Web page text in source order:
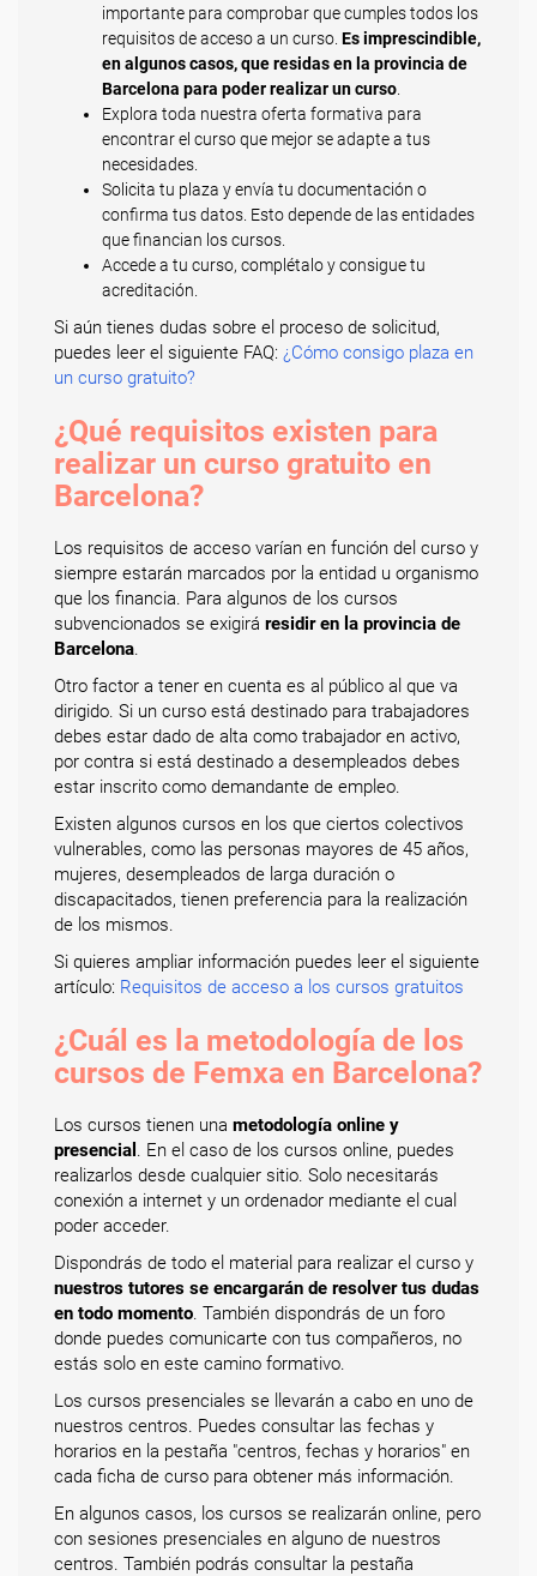
importante para comprobar que cumples todos los
requisitos de acceso a un curso. Es imprescindible,
en algunos casos, que residas en la provincia de
Barcelona para poder realizar un curso
Explora toda nuestra oferta formativa para
encontrar el curso que mejor se adapte a tus
necesidades.
Solicita tu plaza y envía tu documentación o
confirma tus datos. Esto depende de las entidades
que financian los cursos.
Accede a tu curso, complétalo y consigue tu
acreditación.
Si aún tienes dudas sobre el proceso de solicitud,
puedes leer el siguiente FAQ: ¿Cómo consigo plaza en
un curso gratuito?
¿Qué requisitos existen para
realizar un curso gratuito en
Barcelona?
Los requisitos de acceso varían en función del curso y
siempre estarán marcados por la entidad u organismo
que los financia. Para algunos de los cursos
subvencionados se exigirá residir en la provincia de
Barcelona.
Otro factor a tener en cuenta es al público al que va
dirigido. Si un curso está destinado para trabajadores
debes estar dado de alta como trabajador en activo,
por contra si está destinado a desempleados debes
estar inscrito como demandante de empleo.
Existen algunos cursos en los que ciertos colectivos
vulnerables, como las personas mayores de 45 años,
mujeres, desempleados de larga duración o
discapacitados, tienen preferencia para la realización
de los mismos.
Si quieres ampliar información puedes leer el siguiente
artículo: Requisitos de acceso a los cursos gratuitos
¿Cuál es la metodología de los
cursos de Femxa en Barcelona?
Los cursos tienen una metodología online y
presencial . En el caso de los cursos online, puedes
realizarlos desde cualquier sitio. Solo necesitarás
conexión a internet y un ordenador mediante el cual
poder acceder.
Dispondrás de todo el material para realizar el curso y
nuestros tutores se encargarán de resolver tus dudas
en todo momento. También dispondrás de un foro
donde puedes comunicarte con tus compañeros, no
estás solo en este camino formativo.
Los cursos presenciales se llevarán a cabo en uno de
nuestros centros. Puedes consultar las fechas y
horarios en la pestaña "centros, fechas y horarios" en
cada ficha de curso para obtener más información.
En algunos casos, los cursos se realizarán online, pero
con sesiones presenciales en alguno de nuestros
centros. También podrás consultar la pestaña